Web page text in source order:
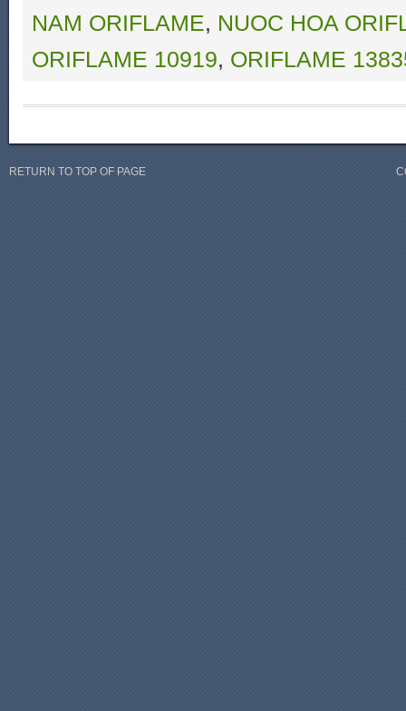
NAM ORIFLAME, NUOC HOA
ORIFLAME 10919, ORIFLAME
RETURN TO TOP OF PAGE